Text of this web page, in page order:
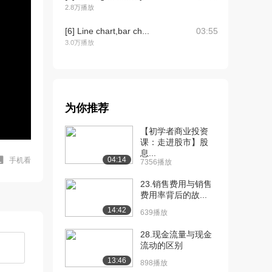
手机看
2.8万播放
[6] Line chart,bar ch...
3.0万播放
03:55
[8] Make a histogram ...
2.1万播放
[9] Boxplots: histogr... 11:48
1.7万播放
[11] Histograms on exc...
3.0万播放
[12] Guided practice ：...
为你推荐
04:14
【初学者商业投资
课：走进股市】股
息...
7356播放
14:42
23.销售费用与销售
费用率背后的故...
639播放
13:46
28.现金流量与现金
流动的区别
898播放